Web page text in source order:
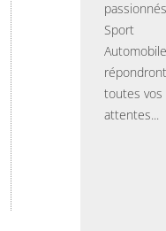
Sport
Automobile
toutes vos
attentes...